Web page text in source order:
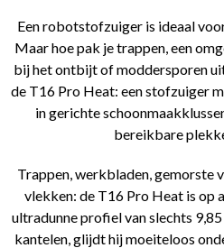
Een robotstofzuiger is ideaal
Maar hoe pak je trappen, een
bij het ontbijt of moddersporen
de T16 Pro Heat: een stofzuiger
in gerichte
bereikbare
Trappen, werkbladen, gemorste
vlekken: de T16 Pro Heat is op
ultradunne profiel van slechts
kantelen, glijdt hij moeiteloos